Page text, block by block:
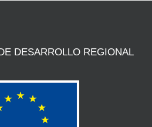
DESARROLLO REGIONAL